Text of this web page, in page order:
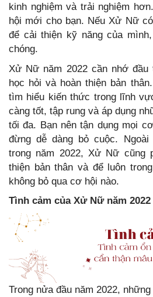
kinh nghiệm và trải nghiệm
hội mới cho bạn. Nếu Xử Nữ
để cải thiện kỹ năng của
chóng.
Xử Nữ năm 2022 cần nhớ
học hỏi và hoàn thiện bản
tìm hiểu kiến thức trong lĩnh
càng tốt, tập rung và áp dụng
tối đa. Bạn nên tận dụng mọi
đừng dễ dàng bỏ cuộc.
trong năm 2022, Xử Nữ cũng
thiện bản thân và để luôn
không bỏ qua cơ hội nào.
Tình cảm của Xử Nữ năm 2022
Trong nửa đầu năm 2022,